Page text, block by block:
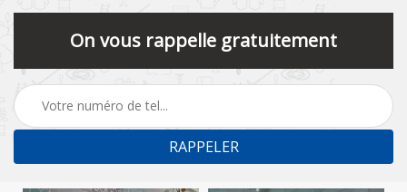
On vous rappelle gratuitement